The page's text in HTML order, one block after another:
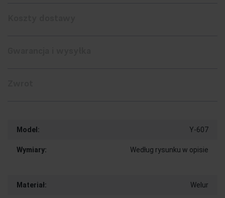
Model: Y-607
Wymiary: Według rysunku w opisie
Materiał: Welur